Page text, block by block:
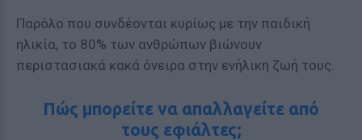
Παρόλο που συνδέονται κυρίως με την παιδική
ηλικία, το 80% των ανθρώπων βιώνουν
περιστασιακά κακά όνειρα στην ενήλικη ζωή τους.
Πώς μπορείτε να απαλλαγείτε από
τους εφιάλτες;